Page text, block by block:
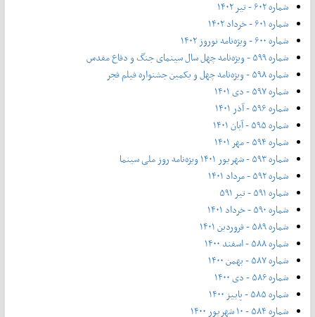
شماره ۶۰۲ - تیر ۱۴۰۲
شماره ۶۰۱ - خرداد ۱۴۰۲
شماره ۶۰۰ - ویژه‌نامه نوروز ۱۴۰۲
شماره ۵۹۹ - ویژه‌نامه چهل سال سینمای جنگ و دفاع مقدس
شماره ۵۹۸ - ویژه‌نامه چهل و یکمین جشنواره فیلم فجر
شماره ۵۹۷ - دی ۱۴۰۱
شماره ۵۹۶ - آذر ۱۴۰۱
شماره ۵۹۵ - آبان ۱۴۰۱
شماره ۵۹۴ - مهر ۱۴۰۱
شماره ۵۹۳ - شهریور ۱۴۰۱ ویژه‌نامه روز ملی سینما
شماره ۵۹۲ - مرداد ۱۴۰۱
شماره ۵۹۱ - تیر ۵۹۱
شماره ۵۹۰ - خرداد ۱۴۰۱
شماره ۵۸۹ - فروردین ۱۴۰۱
شماره ۵۸۸ - اسفند ۱۴۰۰
شماره ۵۸۷ - بهمن ۱۴۰۰
شماره ۵۸۶ - دی ۱۴۰۰
شماره ۵۸۵ - پاییز ۱۴۰۰
شماره ۵۸۴ - ۱۰ شهریور ۱۴۰۰